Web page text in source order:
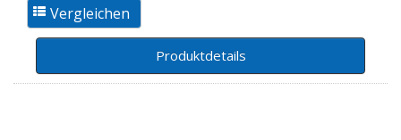
Produktdetails